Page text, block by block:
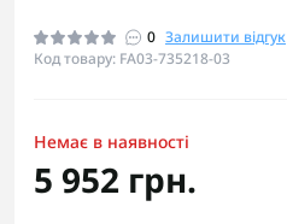
0 Залишити відгук
Код товару: FA03-735218-03
Немає в наявності
5 952 грн.